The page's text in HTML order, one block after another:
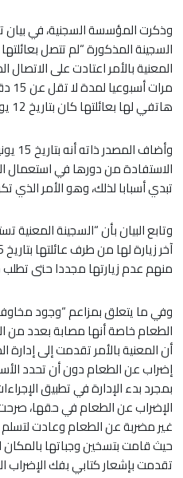
وذكرت المؤسسة السجنية، في بيان
السجينة المذكورة “لم تتصل
المعنية بالأمر اعتادت على الاتصال
هاتفي لها بعائلتها كان بتاريخ 12 يونيو 2026.
الاستفادة من دورها في استعمال
تبدي أسبابا لذلك، وهو الأمر الذي تكرر بتاريخ 17
وتابع البيان بأن “السجينة المعنية
منهم عدم زيارتها مجددا حتى
وفي ما يتعلق بمزاعم “وجود
الطعام خاصة أنها مصابة بعدد من
أن المعنية بالأمر تقدمت إلى
إضراب عن الطعام دون أن تحدد
بمجرد بدء الإدارة في تطبيق
الإضراب عن الطعام في حقها،
غير مضربة عن الطعام وعادت لتسلم
حيث قامت بتسخين وجباتها
تقدمت بإشعار كتابي بفك الإضراب